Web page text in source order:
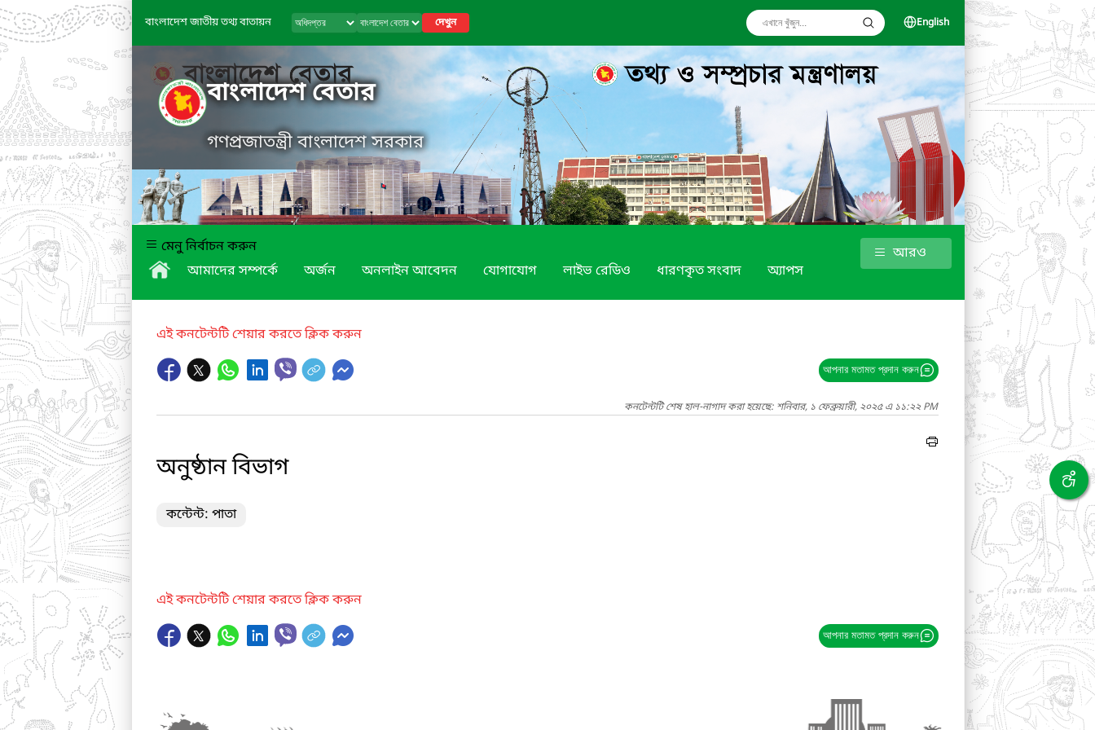
বাংলাদেশ জাতীয় তথ্য বাতায়ন দেখুন English
বাংলাদেশ বেতার
গণপ্রজাতন্ত্রী বাংলাদেশ সরকার
মেনু নির্বাচন করুন
আমাদের সম্পর্কে
অর্জন অনলাইন আবেদন যোগাযোগ লাইভ রেডিও ধারণকৃত সংবাদ অ্যাপস
আরও
এই কনটেন্টটি শেয়ার করতে ক্লিক করুন
আপনার মতামত প্রদান করুন
কনটেন্টটি শেষ হাল-নাগাদ করা হয়েছে: শনিবার, ১ ফেব্রুয়ারী, ২০২৫ এ ১১:২২ PM
অনুষ্ঠান বিভাগ
কন্টেন্ট: পাতা
এই কনটেন্টটি শেয়ার করতে ক্লিক করুন
আপনার মতামত প্রদান করুন